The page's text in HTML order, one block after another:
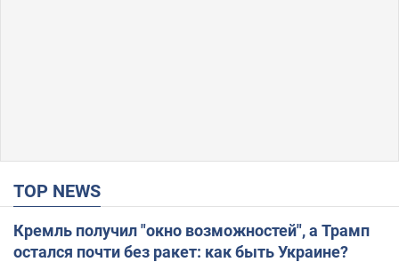
TOP NEWS
Кремль получил "окно возможностей", а Трамп
остался почти без ракет: как быть Украине?